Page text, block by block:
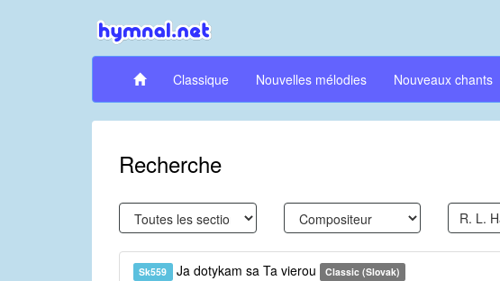
Classique Nouvelles mélodies Nouveaux chants
Recherche
Sk559 Ja dotykam sa Ta vierou Classic (Slovak)